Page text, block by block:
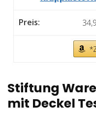
Stiftung
mit Deckel